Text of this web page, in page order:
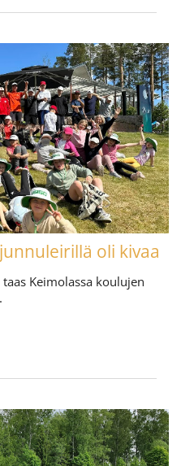
oli kivaa
Keimolassa koulujen